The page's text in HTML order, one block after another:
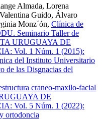
Almada, Lorena
Guido, Álvaro
Monz´ón, Clínica de
Seminario Taller de
URUGUAYA DE
Vol. 1 Núm. 1 (2015):
del Instituto Universitario
de las Disgnacias del
craneo-maxilo-facial
DE
Vol. 5 Núm. 1 (2022):
ortodoncia